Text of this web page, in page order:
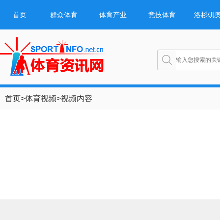
首页 群众体育 体育产业 竞技体育 洛杉矶
首页>体育视频>视频内容